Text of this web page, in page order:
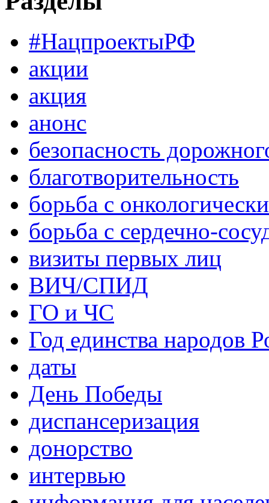
#НацпроектыРФ
акции
акция
анонс
безопасность
благотворительность
борьба с
борьба с сердечно-
визиты первых лиц
ВИЧ/СПИД
ГО и ЧС
Год единства народов
даты
День Победы
диспансеризация
донорство
интервью